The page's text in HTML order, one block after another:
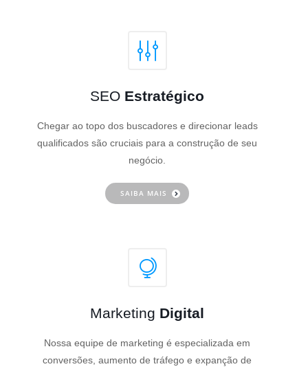
SEO Estratégico
Chegar ao topo dos buscadores e direcionar leads
qualificados são cruciais para a construção de seu
negócio.
SAIBA MAIS
Marketing Digital
Nossa equipe de marketing é especializada em
conversões, aumento de tráfego e expanção de